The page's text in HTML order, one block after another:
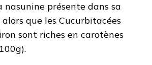
présente dans sa
que les Cucurbitacées
sont riches en carotènes